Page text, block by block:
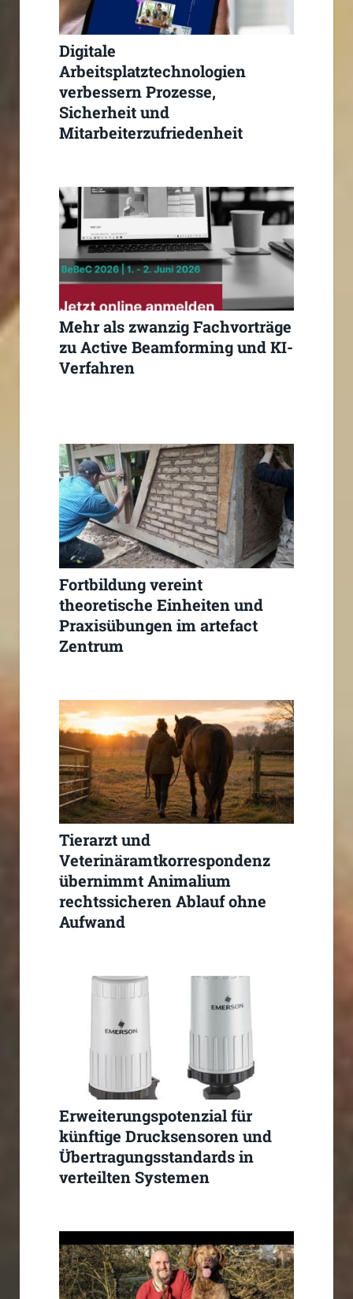
Digitale
Arbeitsplatztechnologien
verbessern Prozesse,
Sicherheit und
Mitarbeiterzufriedenheit
Mehr als zwanzig Fachvorträge
zu Active Beamforming und KI-
Verfahren
Fortbildung vereint
theoretische Einheiten und
Praxisübungen im artefact
Zentrum
Tierarzt und
Veterinäramtkorrespondenz
übernimmt Animalium
rechtssicheren Ablauf ohne
Aufwand
Erweiterungspotenzial für
künftige Drucksensoren und
Übertragungsstandards in
verteilten Systemen